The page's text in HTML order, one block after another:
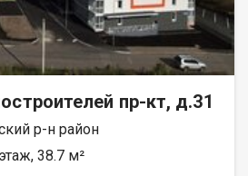
пр-кт, д.31
р-н район
38.7 м²